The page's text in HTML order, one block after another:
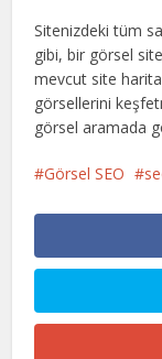
Sitenizdeki tüm
gibi, bir görsel
mevcut site
görsellerini
görsel aramada
Görsel SEO